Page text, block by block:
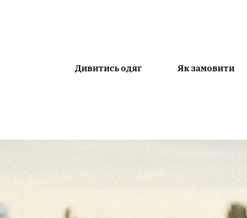
Дивитись одяг Як замовити